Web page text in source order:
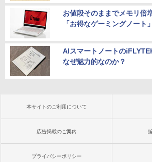
お値段そのままでメモリ倍
「お得なゲーミングノート」
AIスマートノートの
なぜ魅力的なのか？
本サイトのご利用について
広告掲載のご案内
プライバシーポリシー